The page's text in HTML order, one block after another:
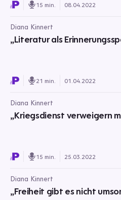
15 min. 08.04.2022
Diana Kinnert
„Literatur als
21 min. 01.04.2022
Diana Kinnert
„Kriegsdienst verweigern
15 min. 25.03.2022
Diana Kinnert
„Freiheit gibt es nicht